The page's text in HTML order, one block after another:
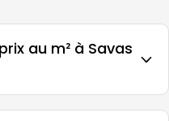
au m² à Savas